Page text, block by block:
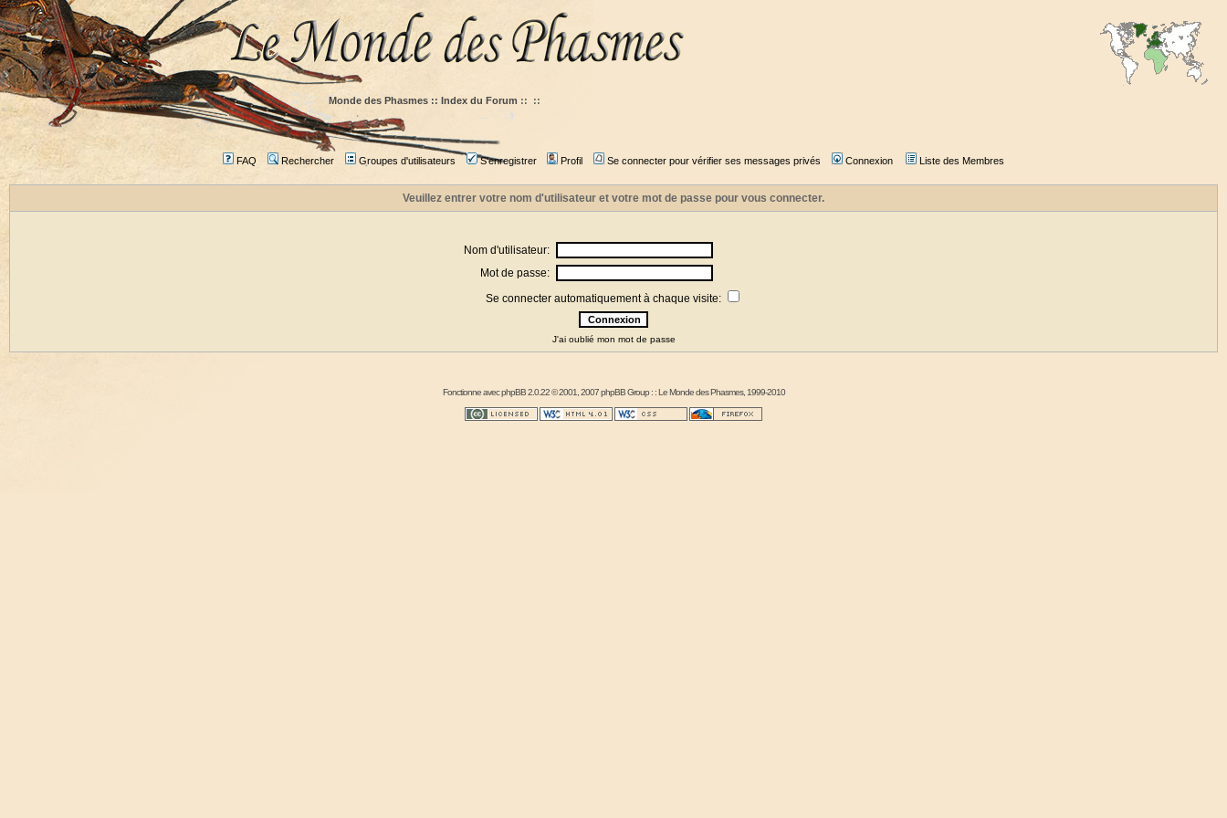
Monde des Phasmes :: Index du Forum :: ::
FAQ Rechercher Groupes d'utilisateurs S'enregistrer Profil Se connecter pour vérifier ses messages privés Connexion Liste des Membres
Veuillez entrer votre nom d'utilisateur et votre mot de passe pour vous connecter.
Nom d'utilisateur:
Mot de passe:
Se connecter automatiquement à chaque visite:
J'ai oublié mon mot de passe
Fonctionne avecphpBB2.0.22 © 2001, 2007 phpBB Group : :Le Monde des Phasmes, 1999-2010